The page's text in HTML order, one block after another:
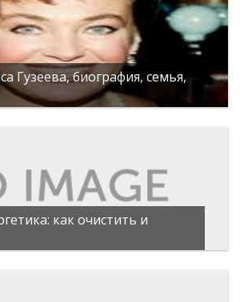
Гузеева, биография, семья,
как очистить и